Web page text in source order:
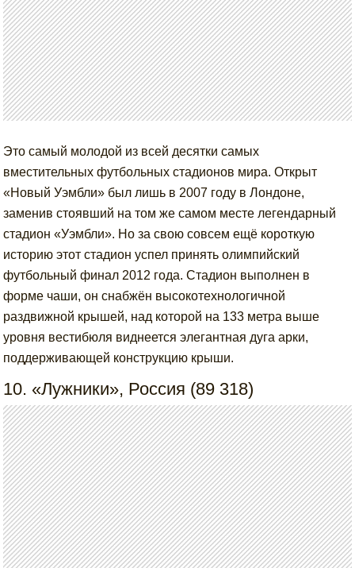
Это самый молодой из всей десятки самых
вместительных футбольных стадионов мира. Открыт
«Новый Уэмбли» был лишь в 2007 году в Лондоне,
заменив стоявший на том же самом месте легендарный
стадион «Уэмбли». Но за свою совсем ещё короткую
историю этот стадион успел принять олимпийский
футбольный финал 2012 года. Стадион выполнен в
форме чаши, он снабжён высокотехнологичной
раздвижной крышей, над которой на 133 метра выше
уровня вестибюля виднеется элегантная дуга арки,
поддерживающей конструкцию крыши.
10. «Лужники», Россия (89 318)